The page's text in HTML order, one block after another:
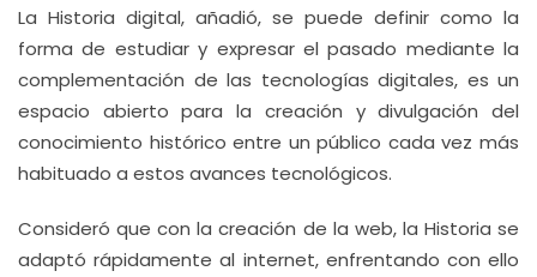
La Historia digital, añadió, se puede definir como la
forma de estudiar y expresar el pasado mediante la
complementación de las tecnologías digitales, es un
espacio abierto para la creación y divulgación del
conocimiento histórico entre un público cada vez más
habituado a estos avances tecnológicos.
Consideró que con la creación de la web, la Historia se
adaptó rápidamente al internet, enfrentando con ello